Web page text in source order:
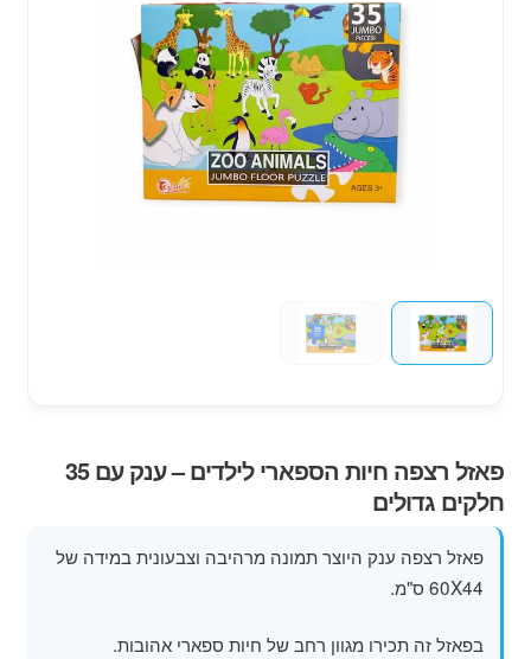
משחקי חשיבה
אחסון לחדרי ילדים
משחקי חצר לגן ילדים
פאזל רצפה חיות הספארי לילדים – ענק עם 35
חלקים גדולים
פאזל רצפה ענק היוצר תמונה מרהיבה וצבעונית במידה של
60X44 ס"מ.
בפאזל זה תכירו מגוון רחב של חיות ספארי אהובות.